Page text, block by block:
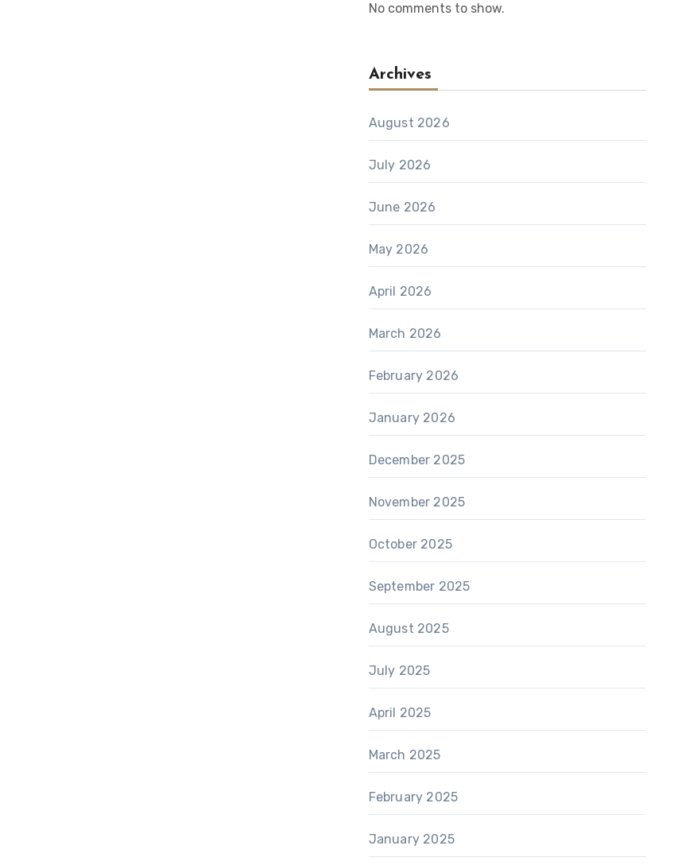
No comments to show.
Archives
August 2026
July 2026
June 2026
May 2026
April 2026
March 2026
February 2026
January 2026
December 2025
November 2025
October 2025
September 2025
August 2025
July 2025
April 2025
March 2025
February 2025
January 2025